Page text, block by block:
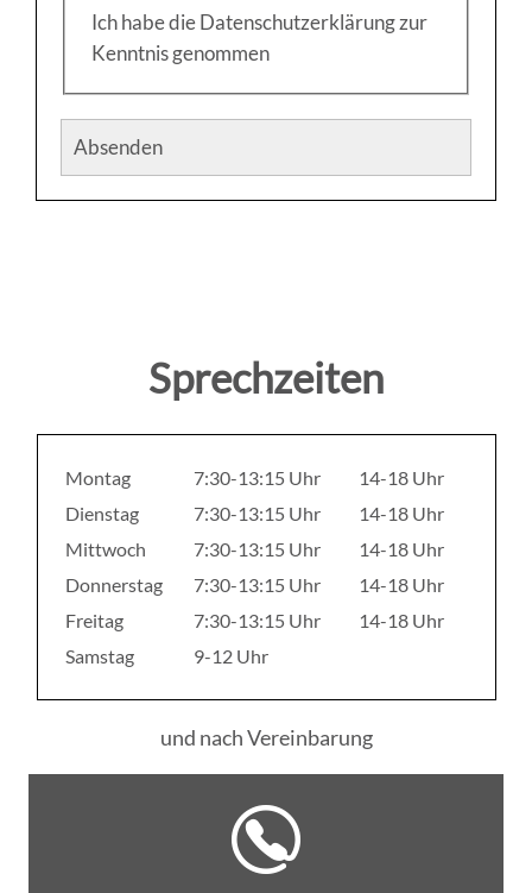
Ich habe die Datenschutzerklärung zur
Kenntnis genommen
Absenden
Sprechzeiten
Montag 7:30-13:15 Uhr
14-18 Uhr
Dienstag
7:30-13:15 Uhr
14-18 Uhr
Mittwoch
7:30-13:15 Uhr
14-18 Uhr
Donnerstag
7:30-13:15 Uhr
14-18 Uhr
Freitag
7:30-13:15 Uhr
14-18 Uhr
Samstag
9-12 Uhr
und nach Vereinbarung